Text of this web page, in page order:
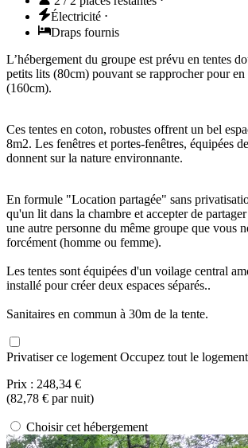
Électricité ⋅
Draps fournis
L’hébergement du groupe est prévu en tentes
petits lits (80cm) pouvant se rapprocher pour
(160cm).
Ces tentes en coton, robustes offrent un bel
8m2. Les fenêtres et portes-fenêtres, équipées
donnent sur la nature environnante.
En formule "Location partagée" sans
qu'un lit dans la chambre et accepter de
une autre personne du même groupe que vous
forcément (homme ou femme).
Les tentes sont équipées d'un voilage central
installé pour créer deux espaces séparés..
Sanitaires en commun à 30m de la tente.
Privatiser ce logement Occupez tout le
Prix : 248,34 €
(82,78 € par nuit)
Choisir cet hébergement